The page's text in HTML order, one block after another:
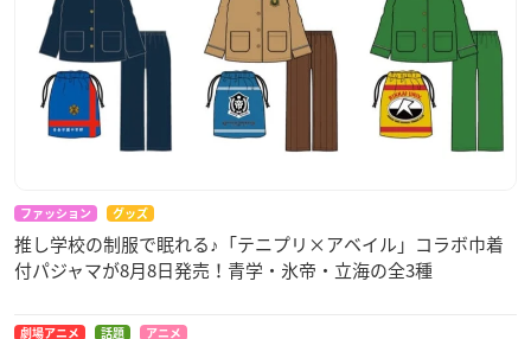
ファッション グッズ
推し学校の制服で眠れる♪「テニプリ×アベイル」コラボ巾着
付パジャマが8月8日発売！青学・氷帝・立海の全3種
劇場アニメ 話題 アニメ